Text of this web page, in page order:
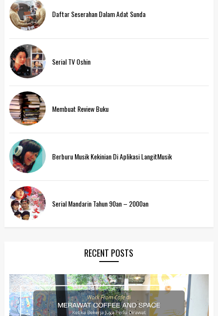
Daftar Seserahan Dalam Adat Sunda
Serial TV Oshin
Membuat Review Buku
Berburu Musik Kekinian Di Aplikasi LangitMusik
Serial Mandarin Tahun 90an – 2000an
RECENT POSTS